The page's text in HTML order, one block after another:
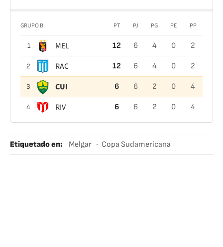
GRUPO B PT PJ PG PE PP
1 MEL 12 6 4 0 2
2 RAC 12 6 4 0 2
3 CUI 6 6 2 0 4
4 RIV 6 6 2 0 4
Etiquetado en: Melgar Copa Sudamericana